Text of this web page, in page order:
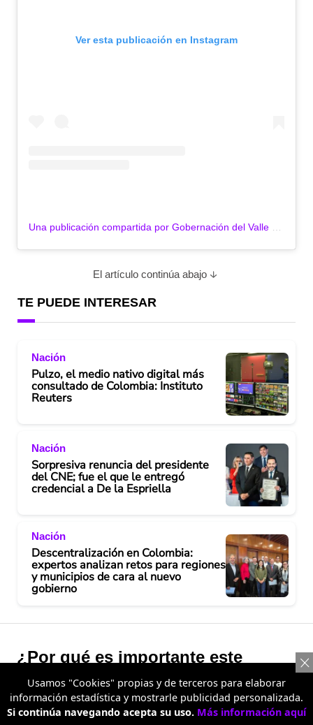
Ver esta publicación en Instagram
El artículo continúa abajo
TE PUEDE INTERESAR
Nación
Pulzo, el medio nativo digital más
consultado de Colombia: Instituto
Reuters
Nación
Sorpresiva renuncia del presidente
del CNE; fue el que le entregó
credencial a De la Espriella
Nación
Descentralización en Colombia:
expertos analizan retos para regiones
y municipios de cara al nuevo
gobierno
¿Por qué es importante este
resultado para los ciudadanos?
La respuesta está en la capacidad del Estado para
Usamos "Cookies" propias y de terceros para elaborar
información estadística y mostrarle publicidad personalizada.
Si continúa navegando acepta su uso. Más información aquí